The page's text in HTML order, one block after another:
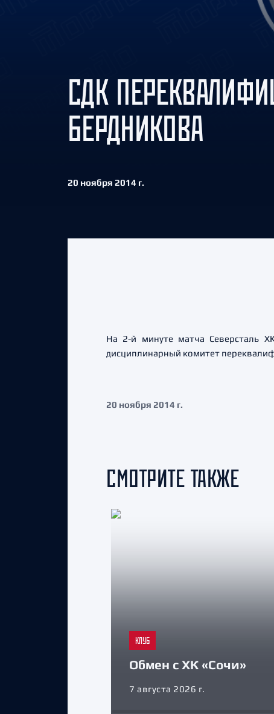
СДК
БЕРДНИКОВА
20 ноября 2014 г.
На 2-й минуте матча Северсталь
дисциплинарный комитет
20 ноября 2014 г.
СМОТРИТЕ ТАКЖЕ
КЛУБ
Обмен с ХК «Сочи»
7 августа 2026 г.